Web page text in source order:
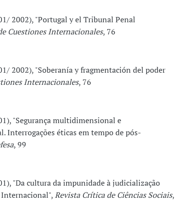
2002), "Portugal y el Tribunal Penal
Cuestiones Internacionales, 76
2002), "Soberanía y fragmentación del poder
Internacionales, 76
"Segurança multidimensional e
Interrogações éticas em tempo de pós-
, 99
"Da cultura da impunidade à judicialização
Revista Crítica de Ciências Sociais,